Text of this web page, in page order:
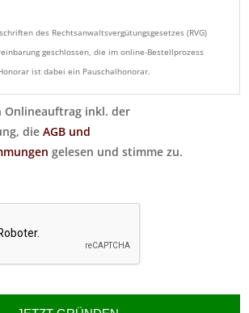
des Rechtsanwaltsvergütungsgesetzes (RVG)
geschlossen, die im online-Bestellprozess
ist dabei ein Pauschalhonorar.
dass die gegnerische Partei, ein Verfahrensbeteiligter
der Kostenerstattung regelmäßig nicht mehr als die
muss.
Onlineauftrag inkl. der
dieAGB und
gelesen und stimme zu.